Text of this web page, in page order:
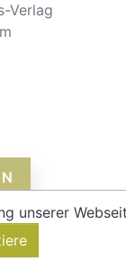
Verlag
unserer